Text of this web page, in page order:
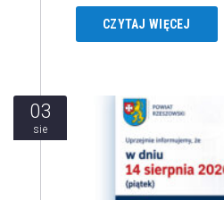
CZYTAJ WIĘCEJ
03
sie